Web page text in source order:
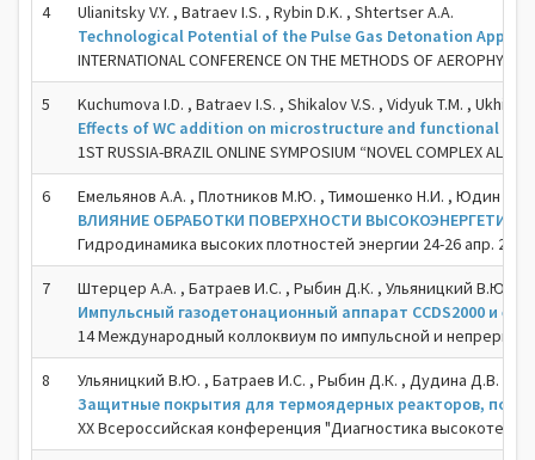
4
Ulianitsky V.Y. , Batraev I.S. , Rybin D.K. , Shtertser A.A.
Technological Potential of the Pulse Gas Detonation
INTERNATIONAL CONFERENCE ON THE METHODS OF
5
Kuchumova I.D. , Batraev I.S. , Shikalov V.S. , Vidyuk T.M. , Ukhina
Effects of WC addition on microstructure and functional
1ST RUSSIA-BRAZIL ONLINE SYMPOSIUM “NOVEL COMPLEX
6
Емельянов А.А. , Плотников М.Ю. , Тимошенко Н.И. , Юдин
ВЛИЯНИЕ ОБРАБОТКИ ПОВЕРХНОСТИ
Гидродинамика высоких плотностей энергии 24-26 апр. 2024
7
Штерцер А.А. , Батраев И.С. , Рыбин Д.К. , Ульяницкий В.Ю.
Импульсный газодетонационный аппарат CCDS2000 и
14 Международный коллоквиум по импульсной и
8
Ульяницкий В.Ю. , Батраев И.С. , Рыбин Д.К. , Дудина Д.В. ,
Защитные покрытия для термоядерных реакторов,
XX Всероссийская конференция "Диагностика